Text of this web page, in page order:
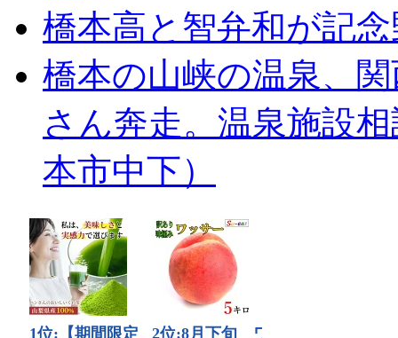
橋本高と智弁和が記
橋本の山峡の温泉、
さん奔走。温泉施設
本市中下）